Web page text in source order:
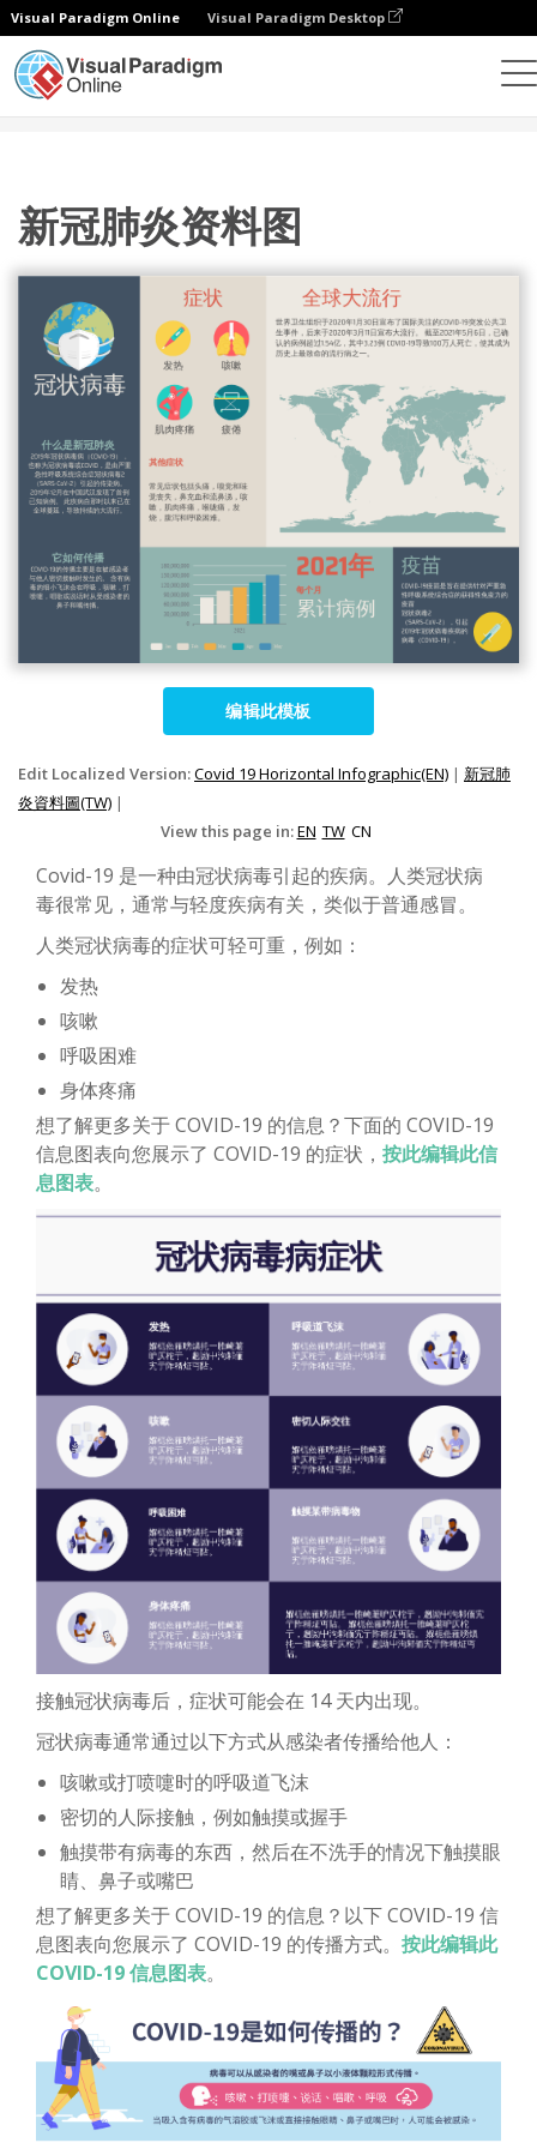
Visual Paradigm Online Visual Paradigm Desktop
新冠肺炎资料图
编辑此模板
Edit Localized Version:Covid 19 Horizontal Infographic(EN) | 新冠肺
炎資料圖(TW) |
View this page in:EN TW CN
Covid-19 是一种由冠状病毒引起的疾病。人类冠状病
毒很常见，通常与轻度疾病有关，类似于普通感冒。
人类冠状病毒的症状可轻可重，例如：
发热
咳嗽
呼吸困难
身体疼痛
想了解更多关于 COVID-19 的信息？下面的 COVID-19
信息图表向您展示了 COVID-19 的症状， 按此编辑此信
息图表。
接触冠状病毒后，症状可能会在 14 天内出现。
冠状病毒通常通过以下方式从感染者传播给他人：
咳嗽或打喷嚏时的呼吸道飞沫
密切的人际接触，例如触摸或握手
触摸带有病毒的东西，然后在不洗手的情况下触摸眼
睛、鼻子或嘴巴
想了解更多关于 COVID-19 的信息？以下 COVID-19 信
息图表向您展示了 COVID-19 的传播方式。 按此编辑此
COVID-19 信息图表。